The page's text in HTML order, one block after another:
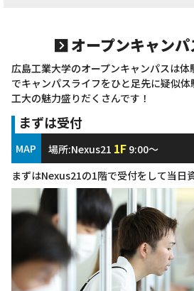
オープンキャンパ
広島工業大学のオープンキャンパスは体
でキャンパスライフをひと足先に疑似体
工大の魅力盛りだくさんです！
まずは受付
MAP 場所:Nexus21 1F 9:00～
まずはNexus21の1階で受付をして当日